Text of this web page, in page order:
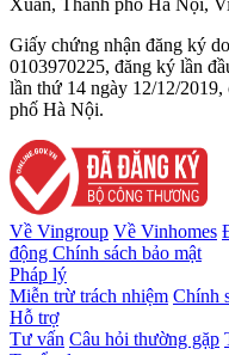
Xuân, Thành phố Hà Nội,
Giấy chứng nhận đăng ký
0103970225, đăng ký lần
lần thứ 14 ngày 12/12/
phố Hà Nội.
Về Vingroup Về Vinhomes
động Chính sách bảo mật
Pháp lý
Miễn trừ trách nhiệm Chính
Hỗ trợ
Tư vấn Câu hỏi thường gặp